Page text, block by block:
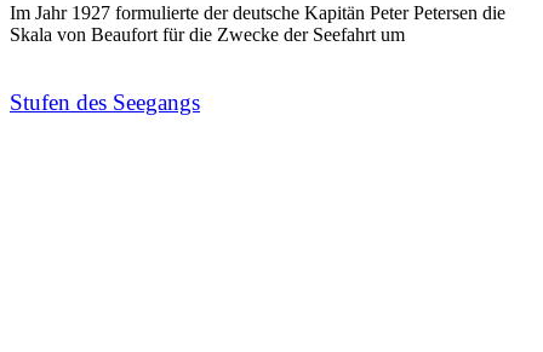
Im Jahr 1927 formulierte der deutsche Kapitän Peter Petersen die
Skala von Beaufort für die Zwecke der Seefahrt um
Stufen des Seegangs